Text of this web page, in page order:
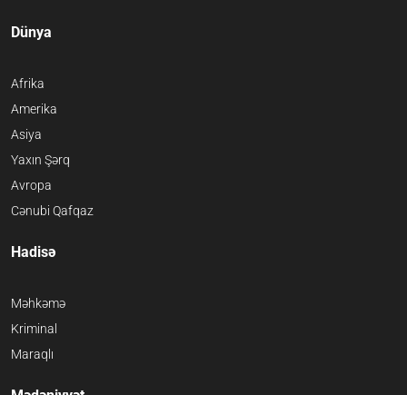
Dünya
Afrika
Amerika
Asiya
Yaxın Şərq
Avropa
Cənubi Qafqaz
Hadisə
Məhkəmə
Kriminal
Maraqlı